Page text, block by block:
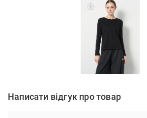
Написати відгук про товар